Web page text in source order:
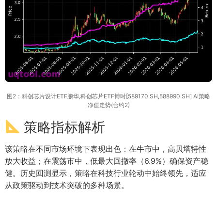
图2：科创芯片设计ETF鹏华,科创芯片ETF博时[589170.SH,588990.SH] AI策略
净值走势(合约2)
策略指标解析
该策略在不同市场环境下表现出色：在牛市中，高贝塔特性
放大收益；在震荡市中，低最大回撤率（6.9%）确保资产稳
健。历史回测显示，策略在科技行业轮动中始终领先，适应
从政策驱动到技术突破的多种场景。